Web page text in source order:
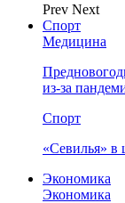
Prev Next
Спорт
Медицина
из-за
Спорт
«Севилья» в
Экономика
Экономика